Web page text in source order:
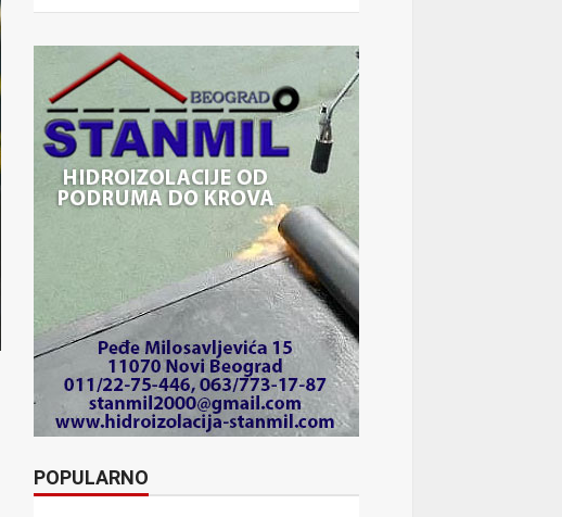
POPULARNO